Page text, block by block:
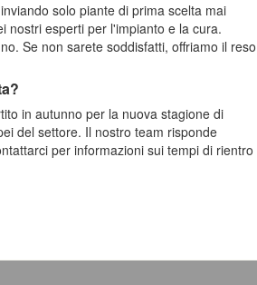
solo piante di prima scelta mai
nostri esperti per l'impianto e la cura.
Se non sarete soddisfatti, offriamo il reso
in autunno per la nuova stagione di
del settore. Il nostro team risponde
per informazioni sui tempi di rientro